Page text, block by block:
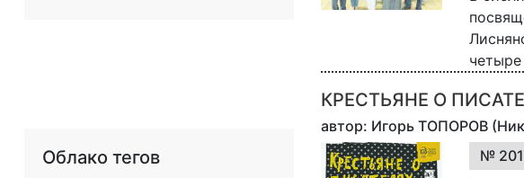
Облако тегов
четыре
КРЕСТЬЯНЕ О
автор: Игорь ТОПОРОВ
№